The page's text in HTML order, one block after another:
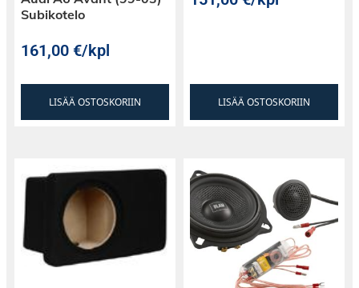
Subikotelo
161,00€/kpl
LISÄÄ OSTOSKORIIN LISÄÄ OSTOSKORIIN